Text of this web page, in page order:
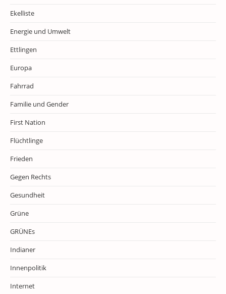
Ekelliste
Energie und Umwelt
Ettlingen
Europa
Fahrrad
Familie und Gender
First Nation
Flüchtlinge
Frieden
Gegen Rechts
Gesundheit
Grüne
GRÜNEs
Indianer
Innenpolitik
Internet